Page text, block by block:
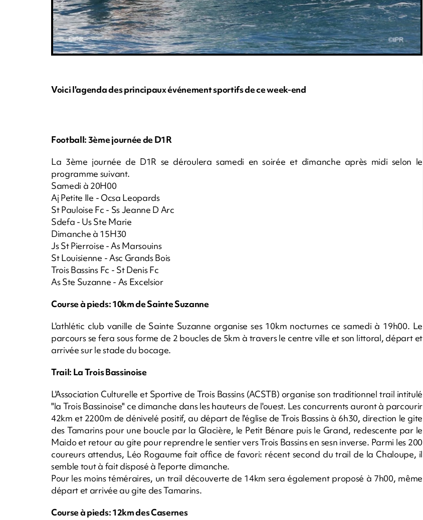
Voici l'agenda des principaux événement sportifs de ce week-end
Football: 3ème journée de D1R
La 3ème journée de D1R se déroulera samedi en soirée et dimanche après midi selon le
programme suivant.
Samedi à 20H00
Aj Petite Ile - Ocsa Leopards
St Pauloise Fc - Ss Jeanne D Arc
Sdefa - Us Ste Marie
Dimanche à 15H30
Js St Pierroise - As Marsouins
St Louisienne - Asc Grands Bois
Trois Bassins Fc - St Denis Fc
As Ste Suzanne - As Excelsior
Course à pieds: 10km de Sainte Suzanne
L'athlétic club vanille de Sainte Suzanne organise ses 10km nocturnes ce samedi à 19h00. Le
parcours se fera sous forme de 2 boucles de 5km à travers le centre ville et son littoral, départ et
arrivée sur le stade du bocage.
Trail: La Trois Bassinoise
L'Association Culturelle et Sportive de Trois Bassins (ACSTB) organise son traditionnel trail intitulé
"la Trois Bassinoise" ce dimanche dans les hauteurs de l'ouest. Les concurrents auront à parcourir
42km et 2200m de dénivelé positif, au départ de l'église de Trois Bassins à 6h30, direction le gite
des Tamarins pour une boucle par la Glacière, le Petit Bénare puis le Grand, redescente par le
Maido et retour au gite pour reprendre le sentier vers Trois Bassins en sesn inverse. Parmi les 200
coureurs attendus, Léo Rogaume fait office de favori: récent second du trail de la Chaloupe, il
semble tout à fait disposé à l'eporte dimanche.
Pour les moins téméraires, un trail découverte de 14km sera également proposé à 7h00, même
départ et arrivée au gite des Tamarins.
Course à pieds: 12km des Casernes